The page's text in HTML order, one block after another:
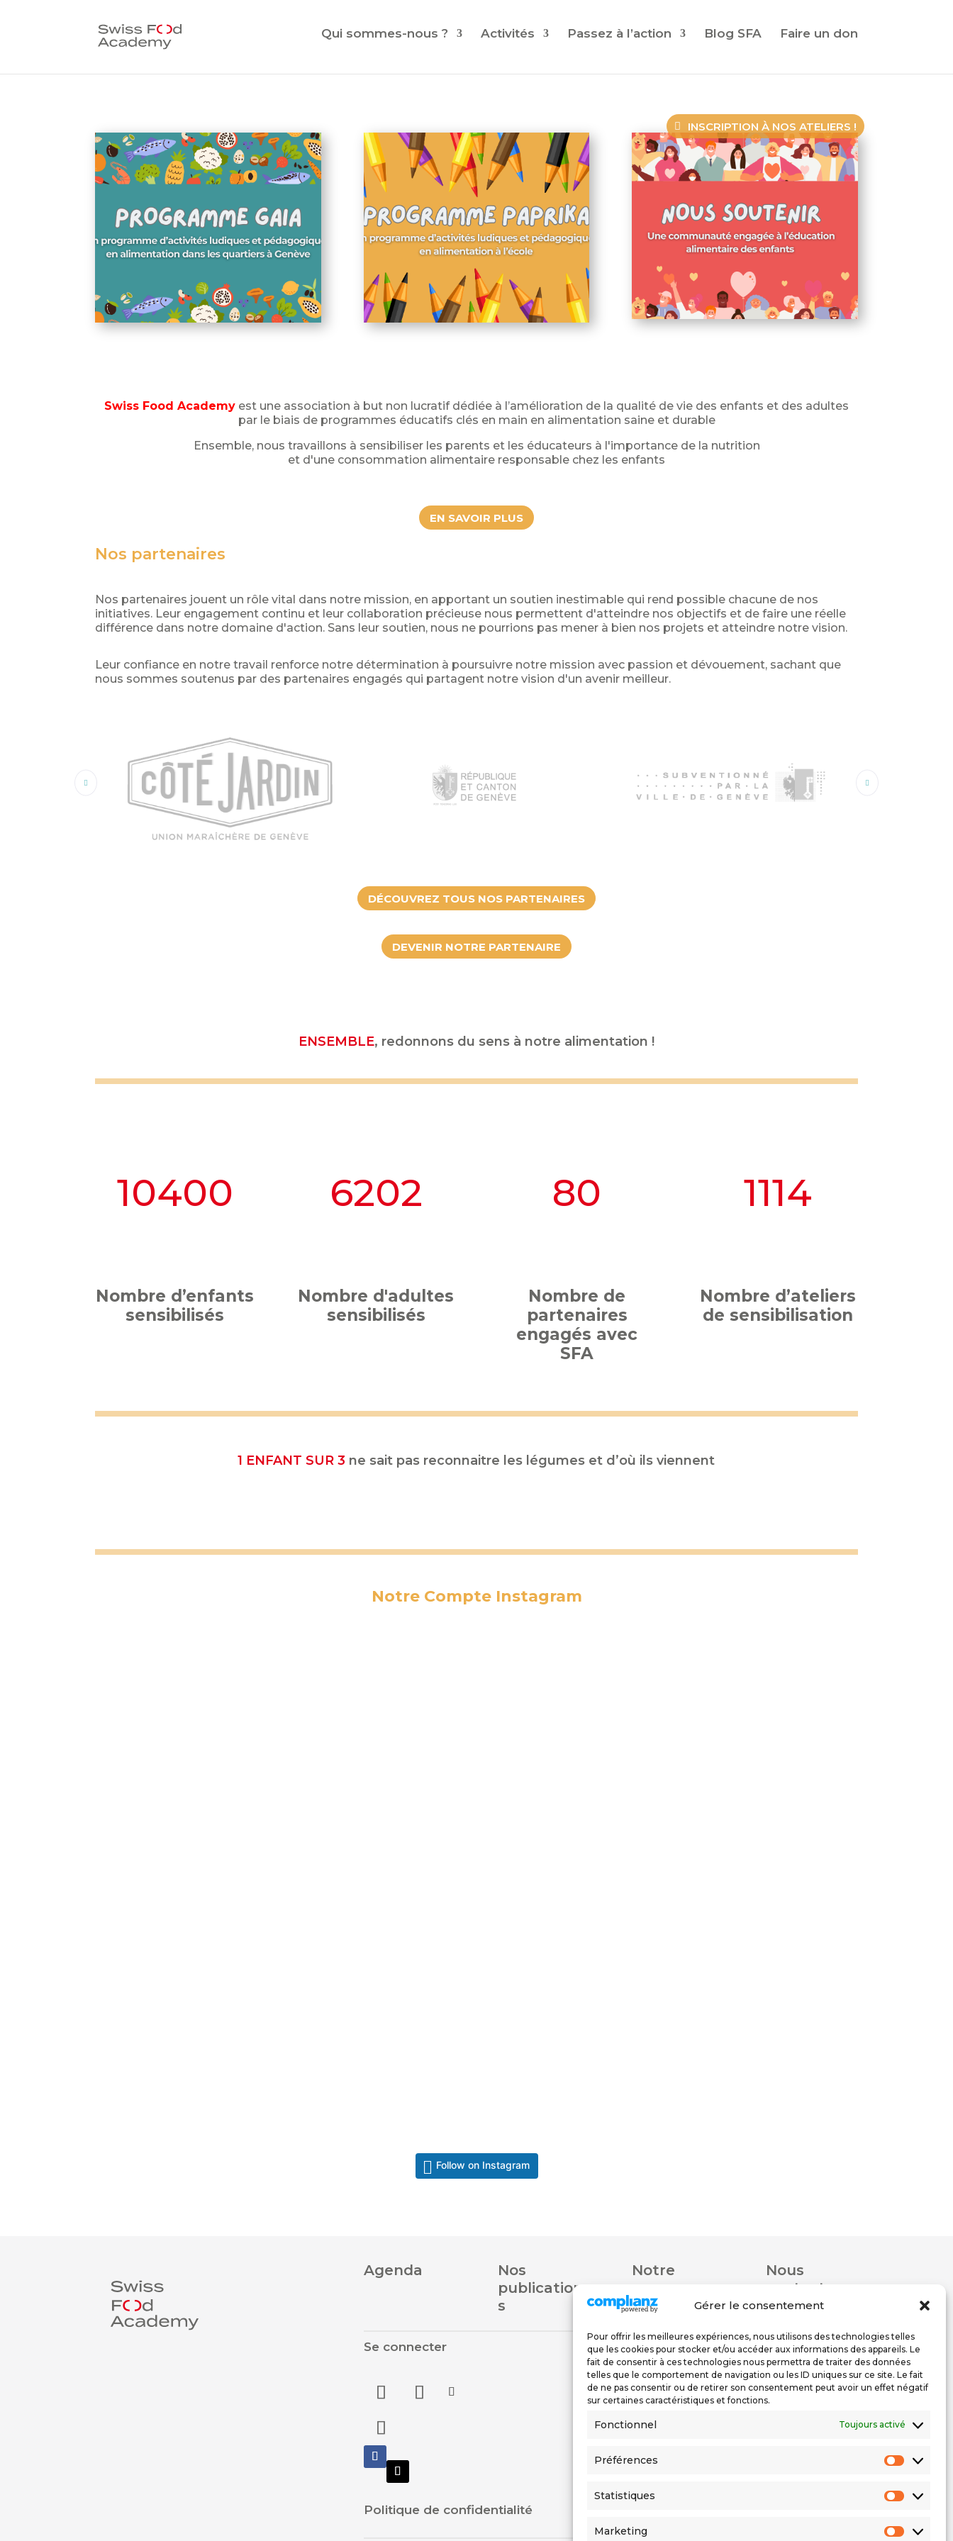
Gérer le consentement
Pour offrir les meilleures expériences, nous utilisons des technologies telles
que les cookies pour stocker et/ou accéder aux informations des appareils. Le
fait de consentir à ces technologies nous permettra de traiter des données
telles que le comportement de navigation ou les ID uniques sur ce site. Le fait
de ne pas consentir ou de retirer son consentement peut avoir un effet négatif
sur certaines caractéristiques et fonctions.
Fonctionnel Toujours activé
Préférences
Statistiques
Marketing
Qui sommes-nous ? Activités Passez à l’action Blog SFA Faire un don
INSCRIPTION À NOS ATELIERS !
Swiss Food Academy est une association à but non lucratif dédiée à l’amélioration de la qualité de vie des enfants et des adultes
par le biais de programmes éducatifs clés en main en alimentation saine et durable
Ensemble, nous travaillons à sensibiliser les parents et les éducateurs à l'importance de la nutrition
et d'une consommation alimentaire responsable chez les enfants
EN SAVOIR PLUS
Nos partenaires
Nos partenaires jouent un rôle vital dans notre mission, en apportant un soutien inestimable qui rend possible chacune de nos
initiatives. Leur engagement continu et leur collaboration précieuse nous permettent d'atteindre nos objectifs et de faire une réelle
différence dans notre domaine d'action. Sans leur soutien, nous ne pourrions pas mener à bien nos projets et atteindre notre vision.
Leur confiance en notre travail renforce notre détermination à poursuivre notre mission avec passion et dévouement, sachant que
nous sommes soutenus par des partenaires engagés qui partagent notre vision d'un avenir meilleur.
DÉCOUVREZ TOUS NOS PARTENAIRES
DEVENIR NOTRE PARTENAIRE
ENSEMBLE, redonnons du sens à notre alimentation !
10400
Nombre d’enfants
sensibilisés
6202
Nombre d'adultes
sensibilisés
80
Nombre de
partenaires
engagés avec
SFA
1114
Nombre d’ateliers
de sensibilisation
1 ENFANT SUR 3 ne sait pas reconnaitre les légumes et d’où ils viennent
Notre Compte Instagram
Follow on Instagram
Agenda
Nos
publication
s
Notre
Nous
contacter
Se connecter Nous trouver
Rue De Carouge 58
1205 Genève
076 579 67 78
022 558 06 56
Politique de confidentialité